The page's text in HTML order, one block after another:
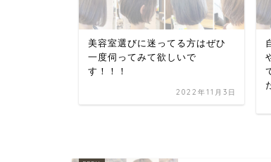
自信を無くしていたのですが、
やっぱりこれで良いのかと思え
て、前向きに頑張ろうと思え